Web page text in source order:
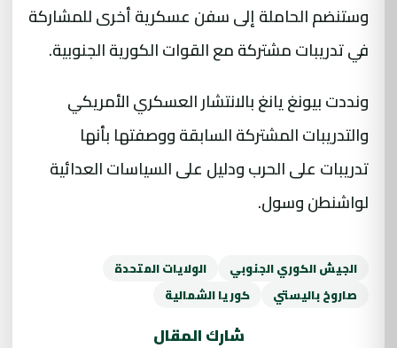
وستنضم الحاملة إلى سفن عسكرية أخرى للمشاركة
في تدريبات مشتركة مع القوات الكورية الجنوبية.
ونددت بيونغ يانغ بالانتشار العسكري الأمريكي
والتدريبات المشتركة السابقة ووصفتها بأنها
تدريبات على الحرب ودليل على السياسات العدائية
لواشنطن وسول.
الجيش الكوري الجنوبي
الولايات المتحدة
صاروخ باليستي
كوريا الشمالية
شارك المقال